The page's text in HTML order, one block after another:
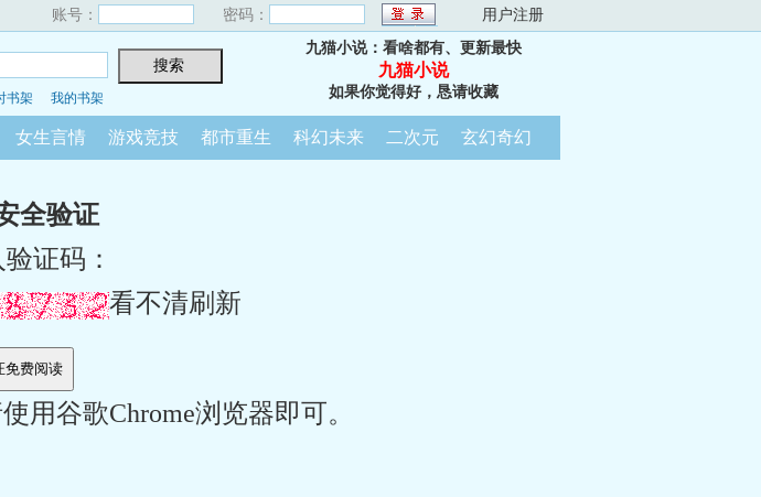
账号： 密码： 用户注册
书架 我的书架
九猫小说：看啥都有、更新最快
九猫小说
如果你觉得好，恳请收藏
女生言情 游戏竞技 都市重生 科幻未来 二次元 玄幻奇幻
全验证
证码：
看不清刷新
用谷歌Chrome浏览器即可。